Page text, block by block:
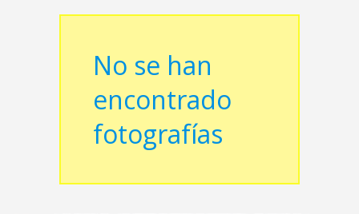
No se han
encontrado
fotografías